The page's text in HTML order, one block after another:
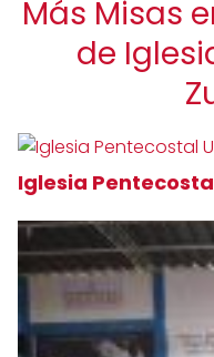
Más Misas
de
Iglesia